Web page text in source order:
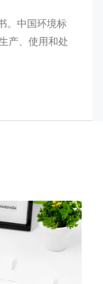
。中国环境标
产、使用和处